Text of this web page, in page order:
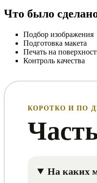
Что было
Подбор изображения
Подготовка макета
Печать на
Контроль качества
работ
по
работ
по
работ
по
работ
по
работ
по
работ
по
КОРОТКО И ПО
На каких